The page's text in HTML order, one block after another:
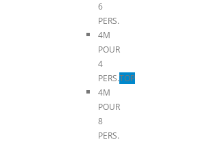
6
PERS.
4M
POUR
4
PERS.TOP
4M
POUR
8
PERS.